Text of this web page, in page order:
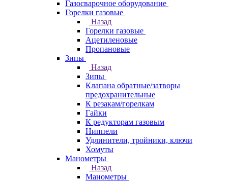
Газосварочное оборудование
Горелки газовые
Назад
Горелки газовые
Ацетиленовые
Пропановые
Зипы
Назад
Зипы
Клапана обратные/затворы
предохранительные
К резакам/горелкам
Гайки
К редукторам газовым
Ниппели
Удлинители, тройники, ключи
Хомуты
Манометры
Назад
Манометры